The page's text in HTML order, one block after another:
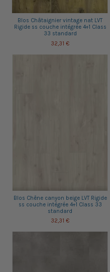
Blos Châtaignier vintage nat LVT
Rigide ss couche intégrée 4+1 Class
33 standard
32,31 €
Blos Chêne canyon beige LVT Rigide
ss couche intégrée 4+1 Class 33
standard
32,31 €